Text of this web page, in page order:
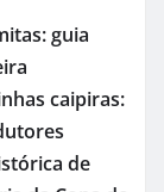
guia
caipiras:
de